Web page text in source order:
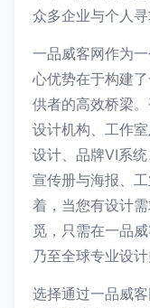
众多企业与个人寻
一品威客网作为
心优势在于构建
供者的高效桥梁
设计机构、工作
设计、品牌VI系
宣传册与海报、
着，当您有设计
觅，只需在一品
乃至全球专业设
选择通过一品威